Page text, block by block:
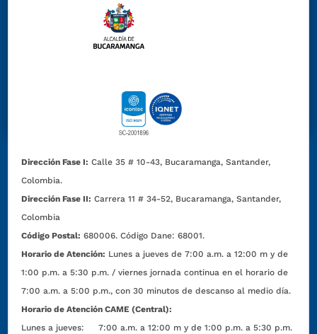
Dirección Fase I: Calle 35 # 10-43, Bucaramanga, Santander,
Colombia.
Dirección Fase II: Carrera 11 # 34-52, Bucaramanga, Santander,
Colombia
Código Postal: 680006. Código Dane: 68001.
Horario de Atención: Lunes a jueves de 7:00 a.m. a 12:00 m y de
1:00 p.m. a 5:30 p.m. / viernes jornada continua en el horario de
7:00 a.m. a 5:00 p.m., con 30 minutos de descanso al medio día.
Horario de Atención CAME (Central):
Lunes a jueves: 7:00 a.m. a 12:00 m y de 1:00 p.m. a 5:30 p.m.